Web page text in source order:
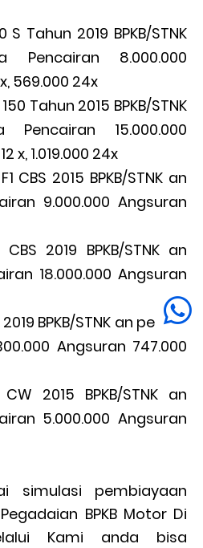
Tahun 2019 BPKB/STNK
8.000.000
569.000 24x
Tahun 2015 BPKB/STNK
15.000.000
x, 1.019.000 24x
CBS 2015 BPKB/STNK an
9.000.000 Angsuran
2019 BPKB/STNK an
18.000.000 Angsuran
BPKB/STNK an pemilik
Angsuran 747.000
2015 BPKB/STNK an
5.000.000 Angsuran
simulasi pembiayaan
BPKB Motor Di
Kami anda bisa